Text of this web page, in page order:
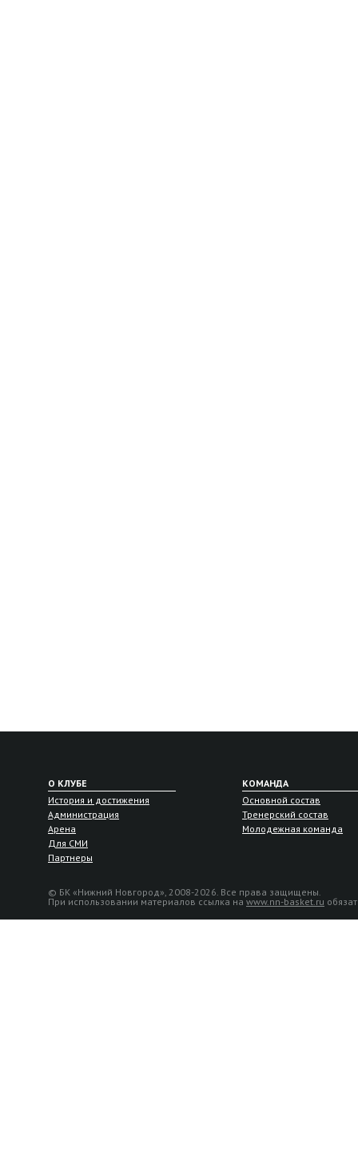
О КЛУБЕ
История и достижения
Администрация
Арена
Для СМИ
Партнеры
КОМАНДА
Основной состав
Тренерский состав
Молодежная команда
© БК «Нижний Новгород», 2008-2026. Все права защищены.
При использовании материалов ссылка на www.nn-basket.ru